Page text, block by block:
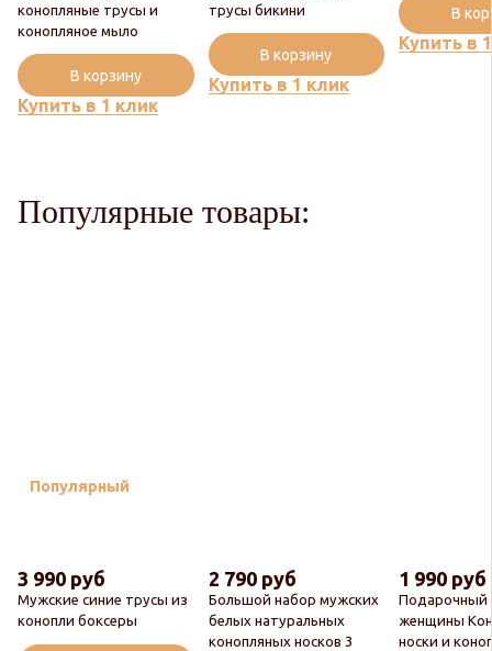
конопляные трусы и
конопляное мыло
Купить в 1 клик
В корзину
трусы бикини
Купить в 1 клик
В корзину
Купить в
В
Популярные товары:
Популярный
Мужские синие трусы из
конопли боксеры
3 990 руб
Большой набор мужских
белых натуральных
конопляных носков 3
2 790 руб
Подарочный
женщины
носки и
1 990 руб